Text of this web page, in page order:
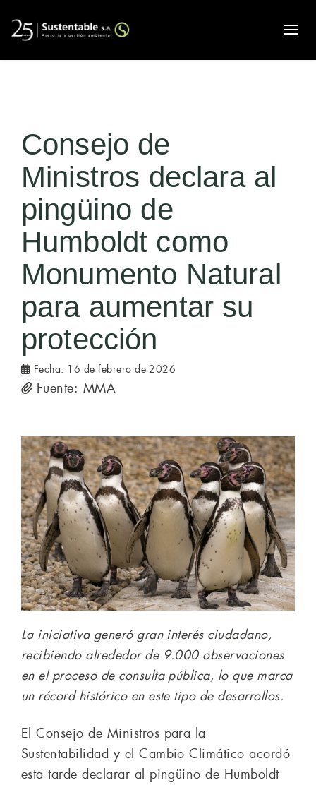
Consejo de
Ministros declara al
pingüino de
Humboldt como
Monumento Natural
para aumentar su
protección
Fecha: 16 de febrero de 2026
Fuente: MMA
La iniciativa generó gran interés ciudadano,
recibiendo alrededor de 9.000 observaciones
en el proceso de consulta pública, lo que marca
un récord histórico en este tipo de desarrollos.
El Consejo de Ministros para la
Sustentabilidad y el Cambio Climático acordó
esta tarde declarar al pingüino de Humboldt